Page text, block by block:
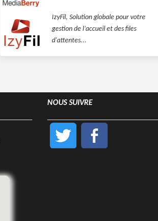
IzyFil, Solution globale pour votre
gestion de l’accueil et des files
d'attentes...
NOUS SUIVRE